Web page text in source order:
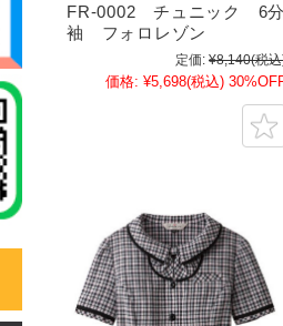
FR-0002 チュニック 6分
袖 フォロレゾン
定価: ¥8,140(税
価格: ¥5,698(税込)